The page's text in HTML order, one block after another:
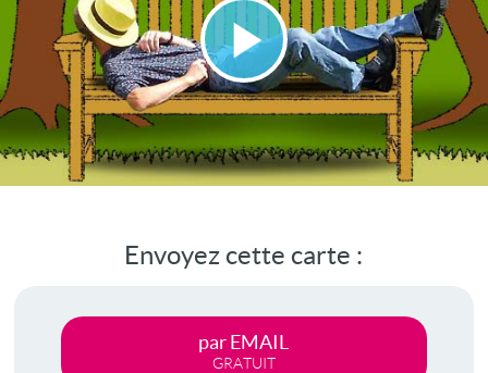
Lire
la
vidéo
Envoyez cette carte :
par EMAIL
GRATUIT